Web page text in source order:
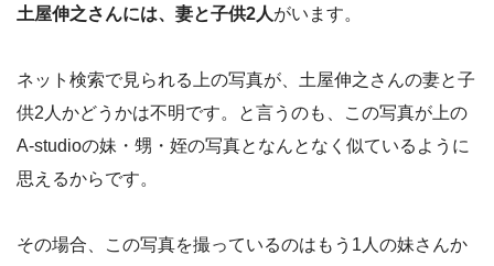
土屋伸之さんには、妻と子供2人がいます。
ネット検索で見られる上の写真が、土屋伸之さんの妻と子
供2人かどうかは不明です。と言うのも、この写真が上の
A-studioの妹・甥・姪の写真となんとなく似ているように
思えるからです。
その場合、この写真を撮っているのはもう1人の妹さんか